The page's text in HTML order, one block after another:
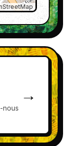
nous
→